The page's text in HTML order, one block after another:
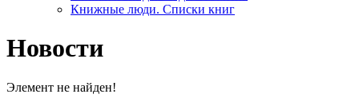
Книжные люди. Списки книг
Новости
Элемент не найден!